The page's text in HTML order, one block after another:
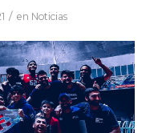
/ en Noticias